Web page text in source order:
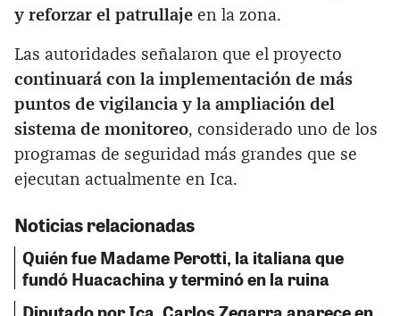
y reforzar el patrullaje en la zona.
Las autoridades señalaron que el proyecto
continuará con la implementación de más
puntos de vigilancia y la ampliación del
sistema de monitoreo, considerado uno de los
programas de seguridad más grandes que se
ejecutan actualmente en Ica.
Noticias relacionadas
Quién fue Madame Perotti, la italiana que
fundó Huacachina y terminó en la ruina